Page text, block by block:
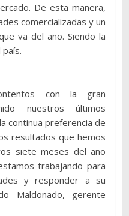
De esta manera,
comercializadas y un
va del año. Siendo la
con la gran
nuestros últimos
continua preferencia de
resultados que hemos
siete meses del año
trabajando para
y responder a su
Maldonado, gerente